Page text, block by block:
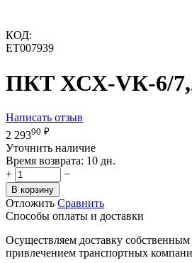
КОД:
ET007939
ПКТ ХСХ-VК-6/
Написать отзыв
2 29390 ₽
Уточнить наличие
Время возврата: 10 дн.
+
−
В корзину
Отложить Сравнить
Способы оплаты и доставки
Осуществляем доставку
привлечением транспортных